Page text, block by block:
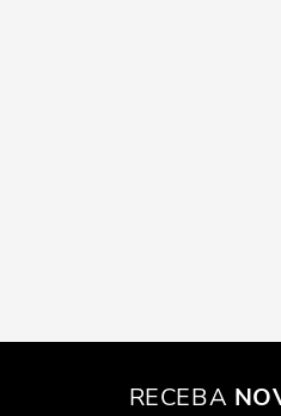
RECEBA